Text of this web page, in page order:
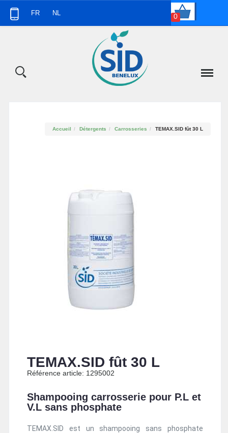
FR NL 0
Accueil Détergents Carrosseries TEMAX.SID fût 30 L
TEMAX.SID fût 30 L
Référence article: 1295002
Shampooing carrosserie pour P.L et
V.L sans phosphate
TEMAX.SID est un shampooing sans phosphate